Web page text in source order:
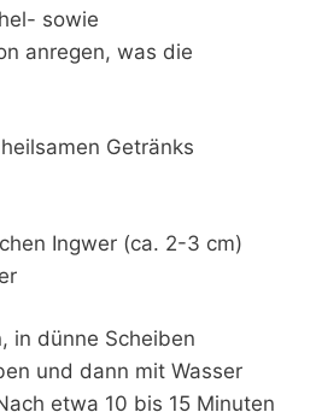
sowie
anregen, was die
Getränks
Ingwer (ca. 2-3 cm)
in dünne Scheiben
und dann mit Wasser
etwa 10 bis 15 Minuten